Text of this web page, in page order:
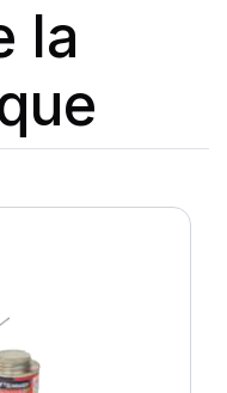
la